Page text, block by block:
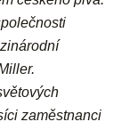
zaměstnanci